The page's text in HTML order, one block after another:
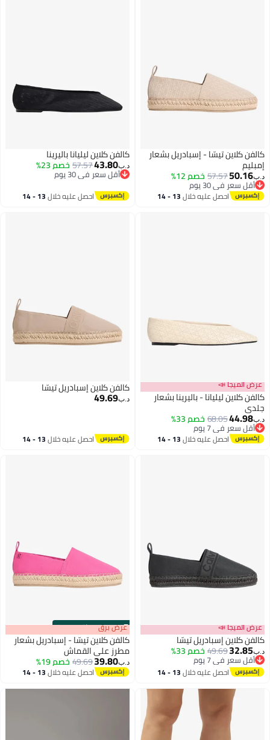
كالفن كلاين تيسّا - إسبادريل بشعار
إمبليم
د.ب‏50.16
57.57خصم 12%
أقل سعر في 30 يوم
أقل سعر في 30 يوماحصل عليه خلال 13 - 14
كالفن كلاين ليليانا باليرينا
د.ب‏43.80
57.57خصم 23%
أقل سعر في 30 يوم
أقل سعر في 30 يوم
احصل عليه خلال 13 - 14
عرض الميجا 📣
كالفن كلاين ليليانا - باليرينا بشعار
جلدي
د.ب‏44.98
68.05خصم 33%
أقل سعر في 7 يوم
أقل سعر في 7 يوماحصل عليه خلال 13 - 14
كالفن كلاين إسبادريل تيسّا
د.ب‏49.69
احصل عليه خلال 13 - 14
2
عرض الميجا 📣
كالفن كلاين إسبادريل تيسّا
د.ب‏32.85
49.69خصم 33%
أقل سعر في 7 يوم
أقل سعر في 7 يوماحصل عليه خلال 13 - 14
اغسطس
00m:00s
·باقي 100%
3
عرض برق
كالفن كلاين تيسّا - إسبادريل بشعار
مطرز على القماش
د.ب‏39.80
49.69خصم 19%
احصل عليه خلال 13 - 14
اغسطس